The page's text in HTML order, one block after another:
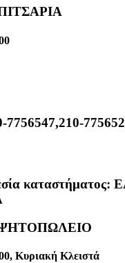
ΠΙΤΣΑΡΙΑ
7756547,210-
καταστήματος:
ΨΗΤΟΠΩΛΕΙΟ
Κυριακή Κλειστά